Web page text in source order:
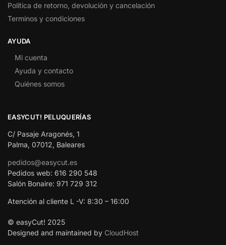
Política de retorno, devolución y cancelación
Terminos y condiciones
AYUDA
Mi cuenta
Ayuda y contacto
Quiénes somos
EASYCUT! PELUQUERÍAS
C/ Pasaje Aragonés, 1
Palma, 07012, Baleares
pedidos@easycut.es
Pedidos web: 616 290 548
Salón Bonaire: 971 729 312
Atención al cliente L -V: 8:30 – 16:00
© easyCut! 2025
Designed and maintained by CloudHost